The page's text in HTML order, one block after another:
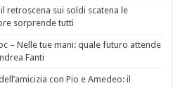
retroscena sui soldi scatena le
sorprende tutti
– Nelle tue mani: quale futuro attende
Fanti
con Pio e Amedeo: il